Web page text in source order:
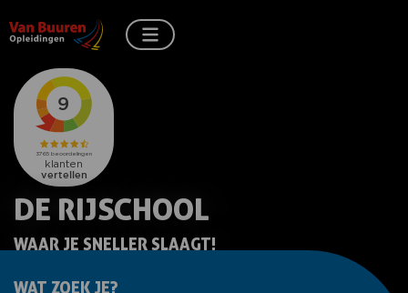
DE RIJSCHOOL
WAAR JE SNELLER SLAAGT!
WAT ZOEK JE?